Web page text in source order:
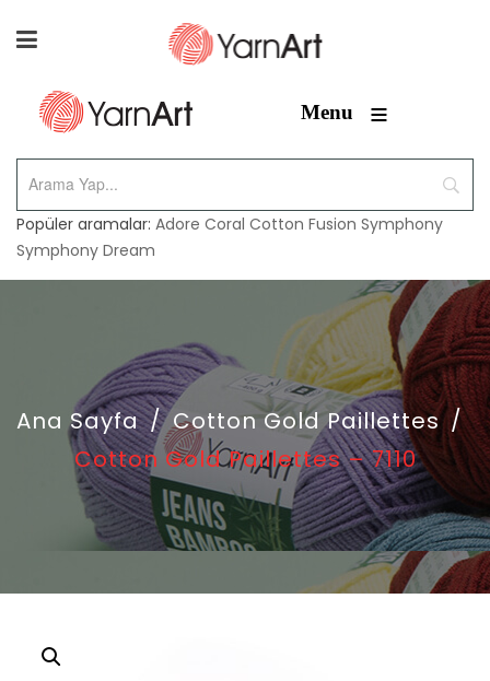
Menu ≡
Popüler aramalar: Adore Coral Cotton Fusion Symphony
Symphony Dream
Ana Sayfa / Cotton Gold Paillettes /
Cotton Gold Paillettes – 7110